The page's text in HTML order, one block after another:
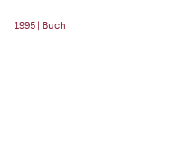
1995 | Buch